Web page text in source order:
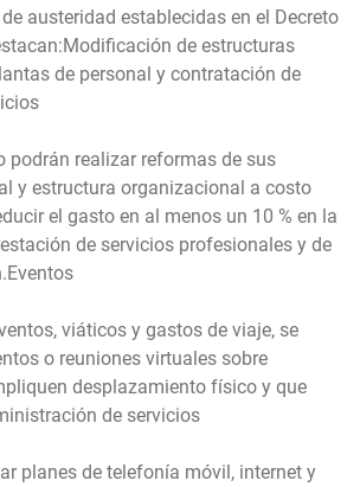
austeridad establecidas en el Decreto
de estructuras
de personal y contratación de
podrán realizar reformas de sus
y estructura organizacional a costo
el gasto en al menos un 10 % en la
de servicios profesionales y de
viáticos y gastos de viaje, se
o reuniones virtuales sobre
desplazamiento físico y que
de servicios
planes de telefonía móvil, internet y